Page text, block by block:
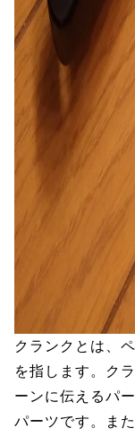
クランクとは、
を指します。ク
ーンに伝えるパ
パーツです。ま